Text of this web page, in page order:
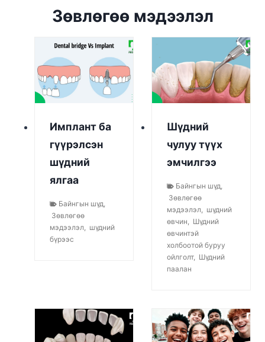
Зөвлөгөө мэдээлэл
Имплант ба
гүүрэлсэн
шүдний
ялгаа
Байнгын шүд
Зөвлөгөө
мэдээлэл
шүдний
бүрээс
Шүдний
чулуу түүх
эмчилгээ
Байнгын шүд
Зөвлөгөө
мэдээлэл
шүдний
өвчин
Шүдний
өвчинтэй
холбоотой буруу
ойлголт, Шүдний
паалан